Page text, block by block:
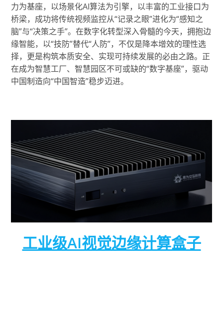
力为基座，以场景化AI算法为引擎，以丰富的工业接口为
桥梁，成功将传统视频监控从“记录之眼”进化为“感知之
脑”与“决策之手”。在数字化转型深入骨髓的今天，拥抱边
缘智能，以“技防”替代“人防”，不仅是降本增效的理性选
择，更是构筑本质安全、实现可持续发展的必由之路。正
在成为智慧工厂、智慧园区不可或缺的“数字基座”，驱动
中国制造向“中国智造”稳步迈进。
工业级AI视觉边缘计算盒子